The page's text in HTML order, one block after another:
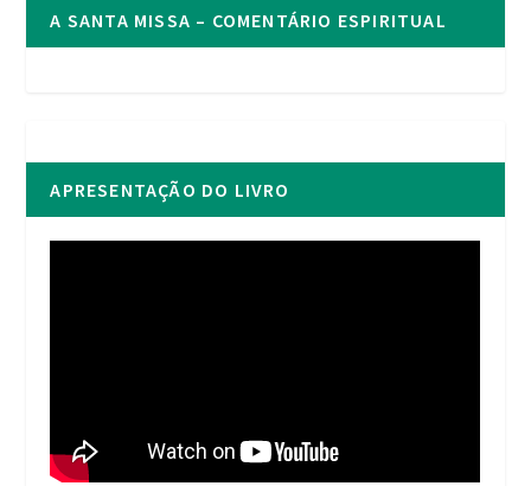
A SANTA MISSA – COMENTÁRIO ESPIRITUAL
APRESENTAÇÃO DO LIVRO